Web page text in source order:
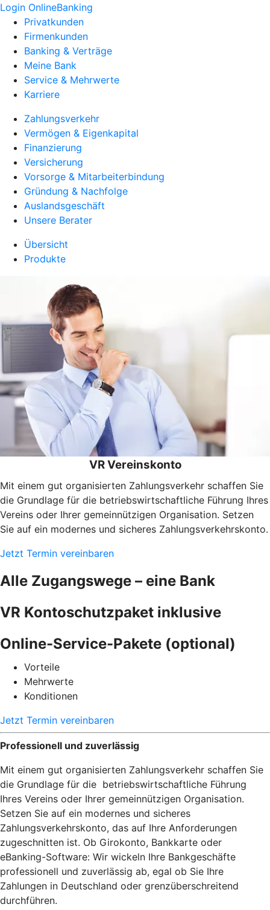
Login OnlineBanking
Privatkunden
Firmenkunden
Banking & Verträge
Meine Bank
Service & Mehrwerte
Karriere
Zahlungsverkehr
Vermögen & Eigenkapital
Finanzierung
Versicherung
Vorsorge & Mitarbeiterbindung
Gründung & Nachfolge
Auslandsgeschäft
Unsere Berater
Übersicht
Produkte
VR Vereinskonto
Mit einem gut organisierten Zahlungsverkehr schaffen Sie
die Grundlage für die betriebswirtschaftliche Führung Ihres
Vereins oder Ihrer gemeinnützigen Organisation. Setzen
Sie auf ein modernes und sicheres Zahlungsverkehrskonto.
Jetzt Termin vereinbaren
Alle Zugangswege – eine Bank
VR Kontoschutzpaket inklusive
Online-Service-Pakete (optional)
Vorteile
Mehrwerte
Konditionen
Jetzt Termin vereinbaren
Professionell und zuverlässig
Mit einem gut organisierten Zahlungsverkehr schaffen Sie
die Grundlage für die betriebswirtschaftliche Führung
Ihres Vereins oder Ihrer gemeinnützigen Organisation.
Setzen Sie auf ein modernes und sicheres
Zahlungsverkehrskonto, das auf Ihre Anforderungen
zugeschnitten ist. Ob Girokonto, Bankkarte oder
eBanking-Software: Wir wickeln Ihre Bankgeschäfte
professionell und zuverlässig ab, egal ob Sie Ihre
Zahlungen in Deutschland oder grenzüberschreitend
durchführen.